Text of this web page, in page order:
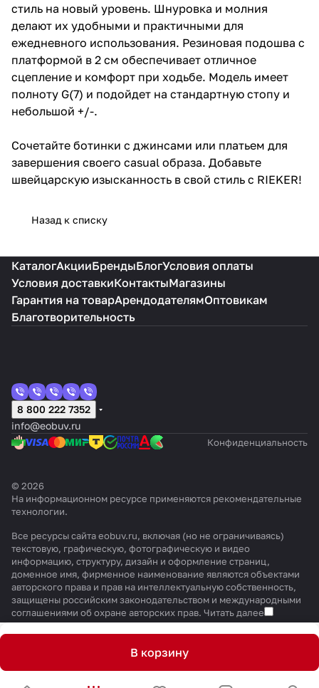
стиль на новый уровень. Шнуровка и молния
делают их удобными и практичными для
ежедневного использования. Резиновая подошва с
платформой в 2 см обеспечивает отличное
сцепление и комфорт при ходьбе. Модель имеет
полноту G(7) и подойдет на стандартную стопу и
небольшой +/-.
Сочетайте ботинки с джинсами или платьем для
завершения своего casual образа. Добавьте
швейцарскую изысканность в свой стиль с RIEKER!
Назад к списку
В корзину
КаталогАкцииБрендыБлогУсловия оплаты
Условия доставкиКонтактыМагазины
Гарантия на товарАрендодателямОптовикам
Благотворительность
8 800 222 7352
info@eobuv.ru
Конфиденциальность
© 2026
На информационном ресурсе применяются рекомендательные
технологии.
Все ресурсы сайта eobuv.ru, включая (но не ограничиваясь)
текстовую, графическую, фотографическую и видео
информацию, структуру, дизайн и оформление страниц,
доменное имя, фирменное наименование являются объектами
авторского права и прав на интеллектуальную собственность,
защищены российским законодательством и международными
соглашениями об охране авторских прав. Читать далее